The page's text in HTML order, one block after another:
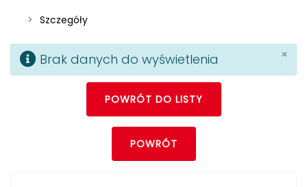
Szczegóły
Brak danych do wyświetlenia ×
POWRÓT DO LISTY
POWRÓT